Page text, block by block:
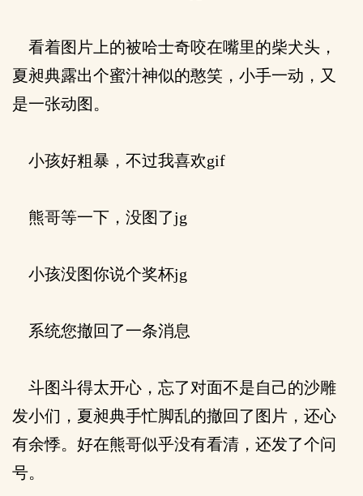
看着图片上的被哈士奇咬在嘴里的柴犬头，
夏昶典露出个蜜汁神似的憨笑，小手一动，又
是一张动图。
小孩好粗暴，不过我喜欢gif
熊哥等一下，没图了jg
小孩没图你说个奖杯jg
系统您撤回了一条消息
斗图斗得太开心，忘了对面不是自己的沙雕
发小们，夏昶典手忙脚乱的撤回了图片，还心
有余悸。好在熊哥似乎没有看清，还发了个问
号。